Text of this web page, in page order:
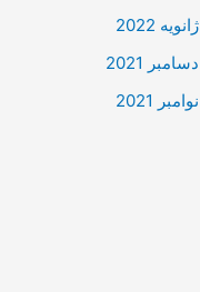
ژانویه 2022
دسامبر 2021
نوامبر 2021